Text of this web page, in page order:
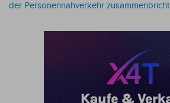
der Personennahverkehr zusammenbricht